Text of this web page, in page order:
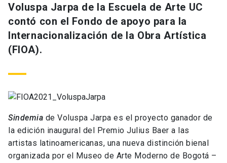
Voluspa Jarpa de la Escuela de Arte UC
contó con el Fondo de apoyo para la
Internacionalización de la Obra Artística
(FIOA).
Sindemia de Voluspa Jarpa es el proyecto ganador de
la edición inaugural del Premio Julius Baer a las
artistas latinoamericanas, una nueva distinción bienal
organizada por el Museo de Arte Moderno de Bogotá –